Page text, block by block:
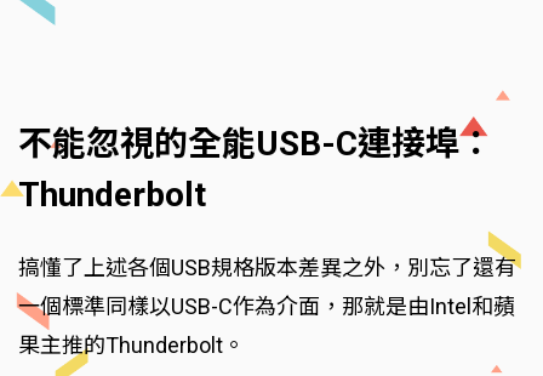
不能忽視的全能USB-C連接埠：
Thunderbolt
搞懂了上述各個USB規格版本差異之外，別忘了還有
一個標準同樣以USB-C作為介面，那就是由Intel和蘋
果主推的Thunderbolt。